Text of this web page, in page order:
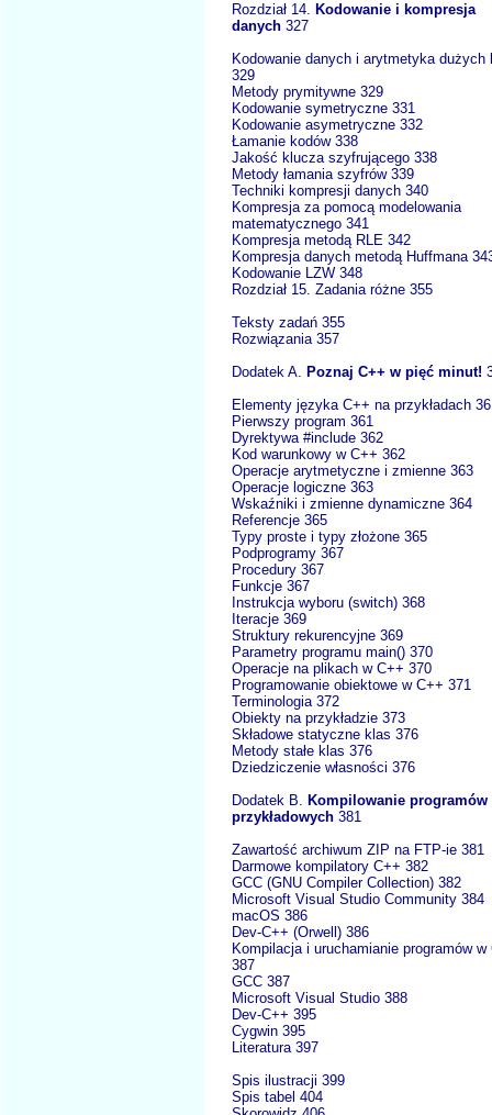
Rozdział 14.
Kodowanie i kompresja
danych 327
Kodowanie danych i arytmetyka dużych
329
Metody prymitywne 329
Kodowanie symetryczne 331
Kodowanie asymetryczne 332
Łamanie kodów 338
Jakość klucza szyfrującego 338
Metody łamania szyfrów 339
Techniki kompresji danych 340
Kompresja za pomocą modelowania
matematycznego 341
Kompresja metodą RLE 342
Kompresja danych metodą Huffmana
Kodowanie LZW 348
Rozdział 15. Zadania różne 355
Teksty zadań 355
Rozwiązania 357
Dodatek A.
Poznaj C++ w pięć minut!
Elementy języka C++ na przykładach
Pierwszy program 361
Dyrektywa #include 362
Kod warunkowy w C++ 362
Operacje arytmetyczne i zmienne 363
Operacje logiczne 363
Wskaźniki i zmienne dynamiczne 364
Referencje 365
Typy proste i typy złożone 365
Podprogramy 367
Procedury 367
Funkcje 367
Instrukcja wyboru (switch) 368
Iteracje 369
Struktury rekurencyjne 369
Parametry programu main() 370
Operacje na plikach w C++ 370
Programowanie obiektowe w C++ 371
Terminologia 372
Obiekty na przykładzie 373
Składowe statyczne klas 376
Metody stałe klas 376
Dziedziczenie własności 376
Dodatek B.
Kompilowanie programów
przykładowych 381
Zawartość archiwum ZIP na FTP-ie 381
Darmowe kompilatory C++ 382
GCC (GNU Compiler Collection) 382
Microsoft Visual Studio Community 384
macOS 386
Dev-C++ (Orwell) 386
Kompilacja i uruchamianie programów w
387
GCC 387
Microsoft Visual Studio 388
Dev-C++ 395
Cygwin 395
Literatura 397
Spis ilustracji 399
Spis tabel 404